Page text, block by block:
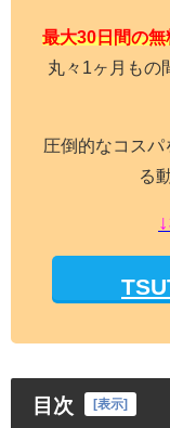
最大30日間の
丸々1ヶ月もの
圧倒的なコスパ
る
目次 [表示]